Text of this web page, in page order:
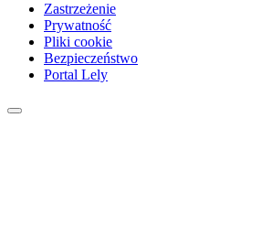
Zastrzeżenie
Prywatność
Pliki cookie
Bezpieczeństwo
Portal Lely